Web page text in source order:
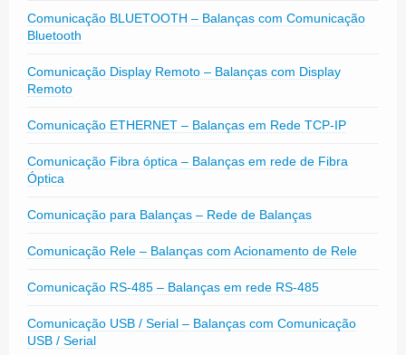
Comunicação BLUETOOTH – Balanças com Comunicação
Bluetooth
Comunicação Display Remoto – Balanças com Display
Remoto
Comunicação ETHERNET – Balanças em Rede TCP-IP
Comunicação Fibra óptica – Balanças em rede de Fibra
Óptica
Comunicação para Balanças – Rede de Balanças
Comunicação Rele – Balanças com Acionamento de Rele
Comunicação RS-485 – Balanças em rede RS-485
Comunicação USB / Serial – Balanças com Comunicação
USB / Serial